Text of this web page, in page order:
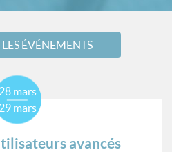
ÉVÉNEMENTS
avancés
28 mars
29 mars